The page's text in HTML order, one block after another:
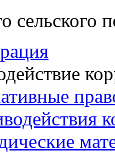
сельского